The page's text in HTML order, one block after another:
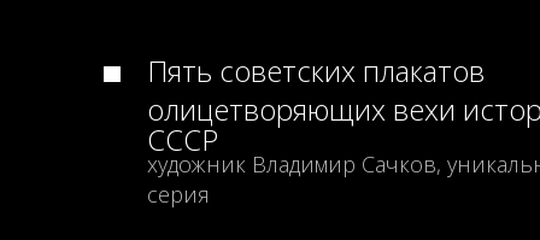
Пять советских плакатов
олицетворяющих вехи
СССР
художник Владимир Сачков,
серия